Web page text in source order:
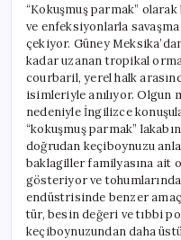
“Kokuşmuş parmak”
ve enfeksiyonlarla
çekiyor. Güney
kadar uzanan tropikal
courbaril, yerel halk
isimleriyle anılıyor. Olgun
nedeniyle İngilizce
“kokuşmuş parmak”
doğrudan keçiboynuzu
baklagiller familyasına ait
gösteriyor ve
endüstrisinde benzer
tür, besin değeri ve tıbbi
keçiboynuzundan daha